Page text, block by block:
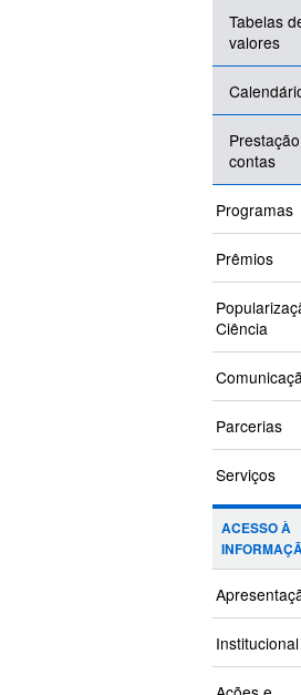
Tabelas
valores
contas
Programas
Prêmios
Ciência
Parcerias
Serviços
ACESSO À
Institucional